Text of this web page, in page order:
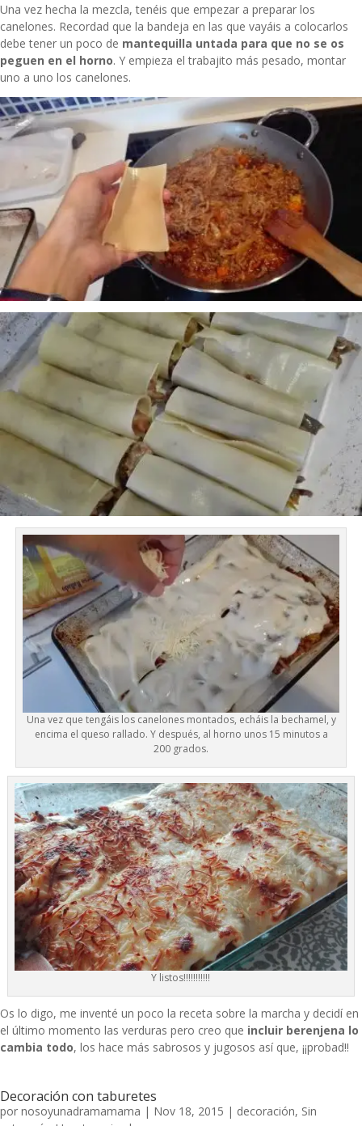
Una vez hecha la mezcla, tenéis que empezar a preparar los
canelones. Recordad que la bandeja en las que vayáis a colocarlos
debe tener un poco de mantequilla untada para que no se os
peguen en el horno. Y empieza el trabajito más pesado, montar
uno a uno los canelones.
Una vez que tengáis los canelones montados, echáis la bechamel, y
encima el queso rallado. Y después, al horno unos 15 minutos a
200 grados.
Y listos!!!!!!!!!!!
Os lo digo, me inventé un poco la receta sobre la marcha y decidí en
el último momento las verduras pero creo que incluir berenjena lo
cambia todo, los hace más sabrosos y jugosos así que, ¡¡probad!!
Decoración con taburetes
por nosoyunadramamama | Nov 18, 2015 | decoración, Sin